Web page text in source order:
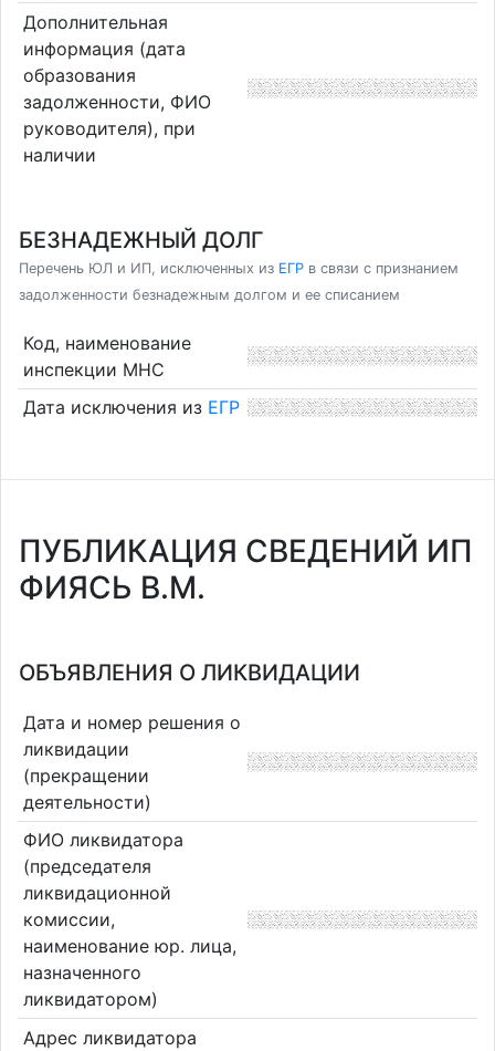
Дополнительная
информация (дата
образования
задолженности, ФИО
руководителя), при
наличии
БЕЗНАДЕЖНЫЙ ДОЛГ
Перечень ЮЛ и ИП, исключенных из ЕГР в связи с признанием
задолженности безнадежным долгом и ее списанием
Код, наименование
инспекции МНС
Дата исключения из ЕГР
ПУБЛИКАЦИЯ СВЕДЕНИЙ ИП
ФИЯСЬ В.М.
ОБЪЯВЛЕНИЯ О ЛИКВИДАЦИИ
Дата и номер решения о
ликвидации
(прекращении
деятельности)
ФИО ликвидатора
(председателя
ликвидационной
комиссии,
наименование юр. лица,
назначенного
ликвидатором)
Адрес ликвидатора